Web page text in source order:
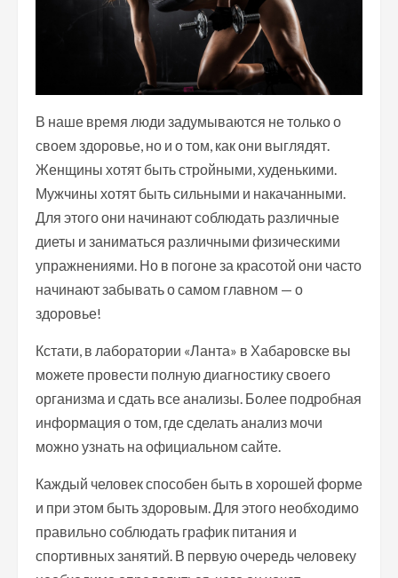
В наше время люди задумываются не только о
своем здоровье, но и о том, как они выглядят.
Женщины хотят быть стройными, худенькими.
Мужчины хотят быть сильными и накачанными.
Для этого они начинают соблюдать различные
диеты и заниматься различными физическими
упражнениями. Но в погоне за красотой они часто
начинают забывать о самом главном — о
здоровье!
Кстати, в лаборатории «Ланта» в Хабаровске вы
можете провести полную диагностику своего
организма и сдать все анализы. Более подробная
информация о том, где сделать анализ мочи
можно узнать на официальном сайте.
Каждый человек способен быть в хорошей форме
и при этом быть здоровым. Для этого необходимо
правильно соблюдать график питания и
спортивных занятий. В первую очередь человеку